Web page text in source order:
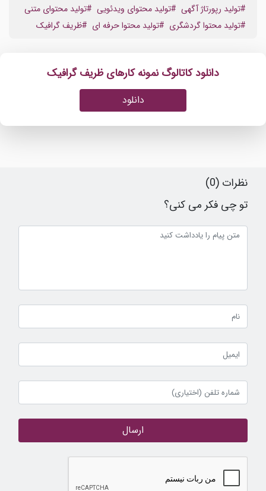
#تولید رپورتاژ آگهی #تولید محتوای ویدئویی #تولید محتوای متنی
#تولید محتوا گردشگری #تولید محتوا حرفه ای #ظریف گرافیک
دانلود کاتالوگ نمونه کارهای ظریف گرافیک
دانلود
نظرات (0)
تو چی فکر می کنی؟
ارسال